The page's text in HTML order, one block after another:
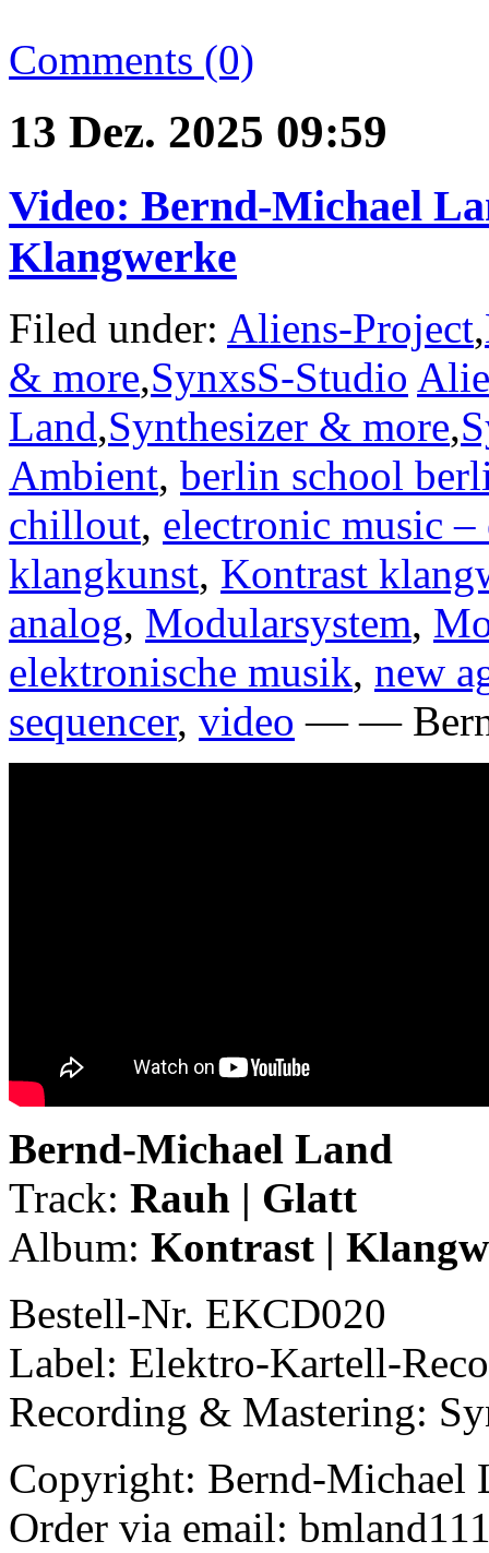
Comments (0)
13 Dez. 2025 09:59
Video: Bernd-Michael
Klangwerke
Filed under: Aliens-Project,
& more,SynxsS-Studio
Land,Synthesizer & more,
Ambient, berlin school
chillout, electronic music
klangkunst, Kontrast
analog, Modularsystem,
elektronische musik, new
sequencer, video — —
Bernd-Michael Land
Track: Rauh | Glatt
Album: Kontrast |
Bestell-Nr. EKCD020
Label: Elektro-Kartell-
Recording & Mastering:
Copyright: Bernd-Michael
Order via email: